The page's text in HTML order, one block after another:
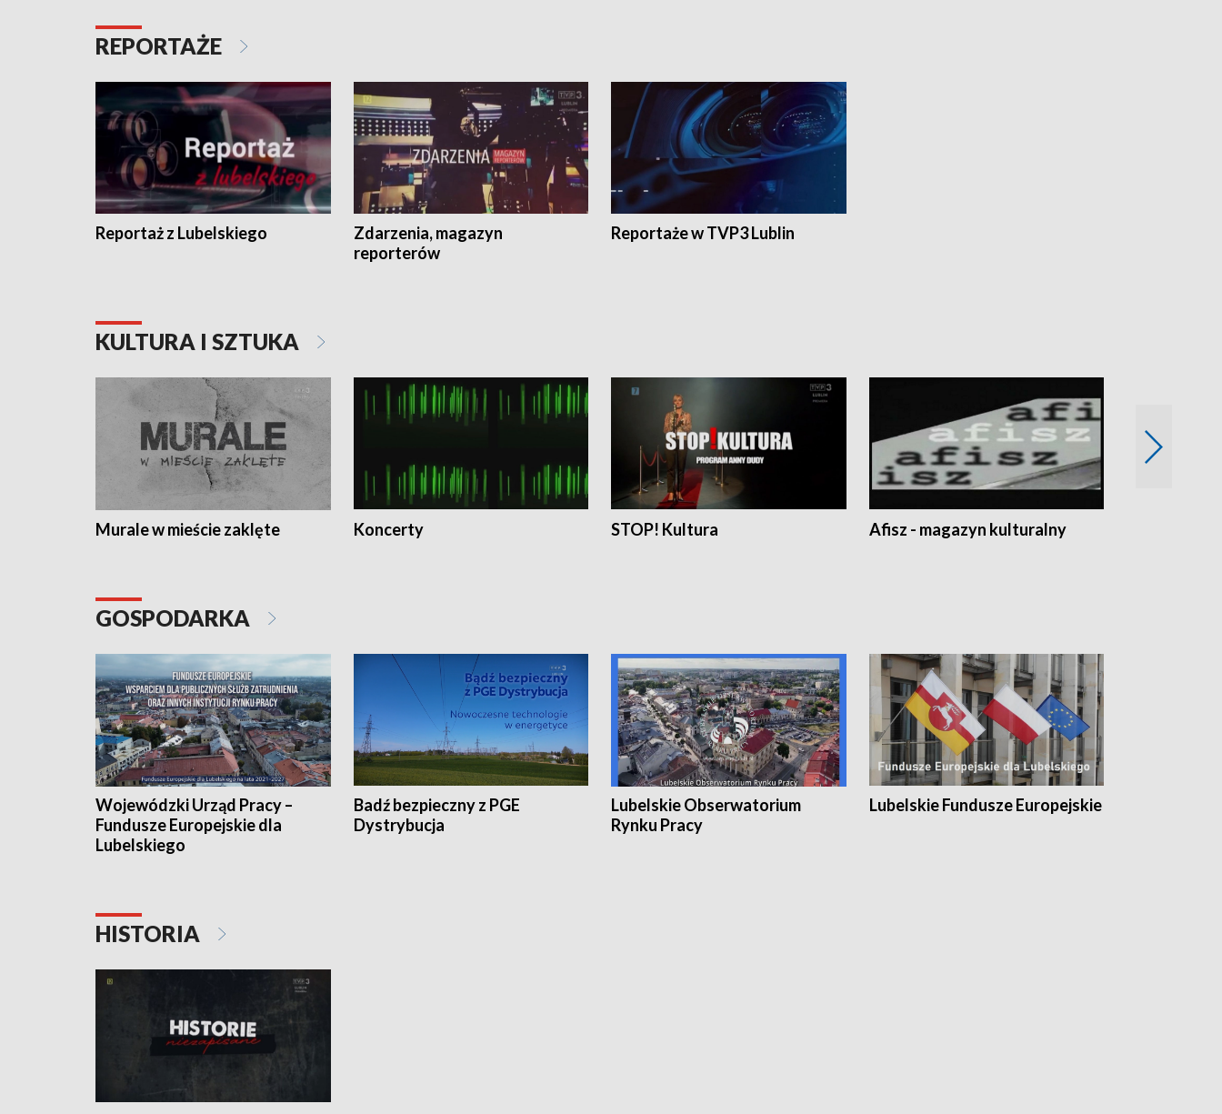
REPORTAŻE
Reportaż z Lubelskiego
Zdarzenia, magazyn
reporterów
Reportaże w TVP3 Lublin
KULTURA I SZTUKA
Murale w mieście zaklęte Koncerty STOP! Kultura Afisz - magazyn kulturalny
GOSPODARKA
Wojewódzki Urząd Pracy –
Fundusze Europejskie dla
Lubelskiego
Badź bezpieczny z PGE
Dystrybucja
Lubelskie Obserwatorium
Rynku Pracy
Lubelskie Fundusze Europejskie
HISTORIA